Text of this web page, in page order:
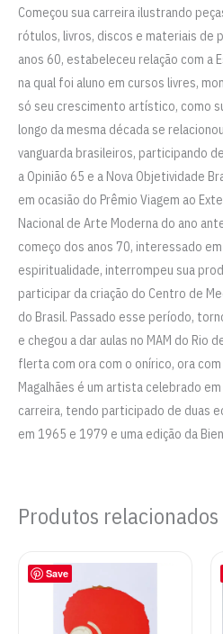
Começou sua carreira ilustrando
rótulos, livros, discos e materiais de
anos 60, estabeleceu relação com a
na qual foi aluno em cursos livres,
só seu crescimento artístico, como
longo da mesma década se
vanguarda brasileiros, participando
a Opinião 65 e a Nova Objetividade
em ocasião do Prêmio Viagem ao
Nacional de Arte Moderna do ano
começo dos anos 70, interessado
espiritualidade, interrompeu sua
participar da criação do Centro de
do Brasil. Passado esse período,
e chegou a dar aulas no MAM do Rio
flerta com ora com o onírico, ora
Magalhães é um artista celebrado
carreira, tendo participado de duas
em 1965 e 1979 e uma edição da
Produtos relacionados
Save